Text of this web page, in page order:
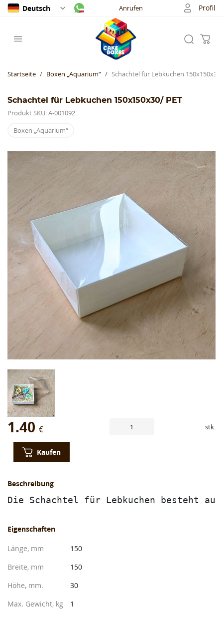
Deutsch Anrufen Profil
Startseite Boxen „Aquarium“ Schachtel für Lebkuchen 150х150х30/
Schachtel für Lebkuchen 150х150х30/ PET
Produkt SKU: А-001092
Boxen „Aquarium“
1.40 € stk.
Kaufen
Beschreibung
Die Schachtel für Lebkuchen besteht
Eigenschaften
Länge, mm
150
Breite, mm
150
Höhe, mm.
30
Max. Gewicht, kg
1